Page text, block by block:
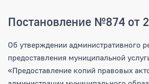
Постановление №874 от
Об утверждении административного
предоставления муниципальной
«Предоставление копий правовых